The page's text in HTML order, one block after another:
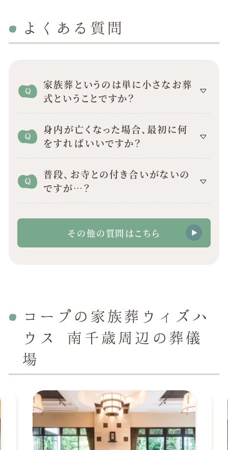
よくある質問
家族葬というのは単に小さなお葬
式ということですか？
身内が亡くなった場合、最初に何
をすればいいですか？
普段、お寺との付き合いがないの
ですが…？
その他の質問はこちら
コープの家族葬ウィズハ
ウス 南千歳周辺の葬儀
場